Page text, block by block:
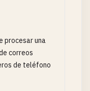
procesar una
correos
de teléfono